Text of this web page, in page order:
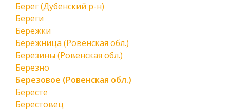
Берег (Дубенский р-н)
Береги
Бережки
Бережница (Ровенская обл.)
Березины (Ровенская обл.)
Березно
Березовое (Ровенская обл.)
Бересте
Берестовец